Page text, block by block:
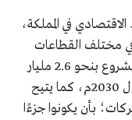
في المملكة،
فرصة عمل في مختلف القطاعات
السياحية والترفيهية والضيافة، إذ يسهم المشروع بنحو 2.6 مليار
ريال في الناتج المحلي الإجمالي للمملكة بحلول 2030م، كما يتيح
بأن يكونوا جزءًا